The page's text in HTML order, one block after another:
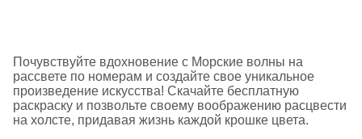
Почувствуйте вдохновение с Морские волны на
рассвете по номерам и создайте свое уникальное
произведение искусства! Скачайте бесплатную
раскраску и позвольте своему воображению расцвести
на холсте, придавая жизнь каждой крошке цвета.